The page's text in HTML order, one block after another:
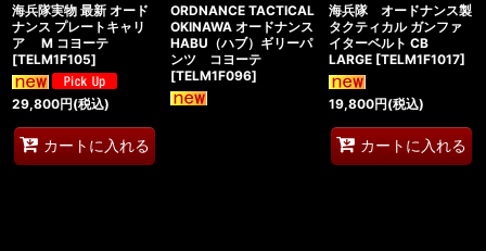
海兵隊実物 最新 オード
ナンス プレートキャリ
ア M コヨーテ
[TELM1F105]
29,800円(税込)
カートに入れる
ORDNANCE TACTICAL
OKINAWA オードナンス
HABU（ハブ）ギリーパ
ンツ コヨーテ
[TELM1F096]
海兵隊 オードナンス製
タクティカル ガンファ
イターベルト CB
LARGE [TELM1F1017]
19,800円(税込)
カートに入れる